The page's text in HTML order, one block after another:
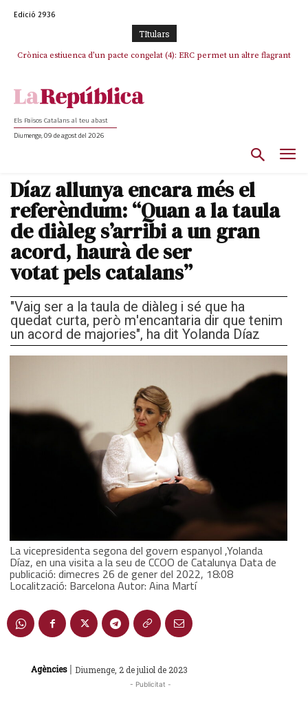
Edició 2936
TItulars
Crònica estiuenca d’un pacte congelat (4): ERC permet un altre flagrant
Rufián boicoteja l’estratègia d’acostament a Junts d’Oriol Junqueras
Els Països Catalans al teu abast
Diumenge, 09 de agost del 2026
Díaz allunya encara més el
referèndum: “Quan a la taula
de diàleg s’arribi a un gran
acord, haurà de ser
votat pels catalans”
"Vaig ser a la taula de diàleg i sé que ha
quedat curta, però m'encantaria dir que tenim
un acord de majories", ha dit Yolanda Díaz
La vicepresidenta segona del govern espanyol ,Yolanda
Díaz, en una visita a la seu de CCOO de Catalunya Data de
publicació: dimecres 26 de gener del 2022, 18:08
Localització: Barcelona Autor: Aina Martí
Agències | Diumenge, 2 de juliol de 2023
- Publicitat -